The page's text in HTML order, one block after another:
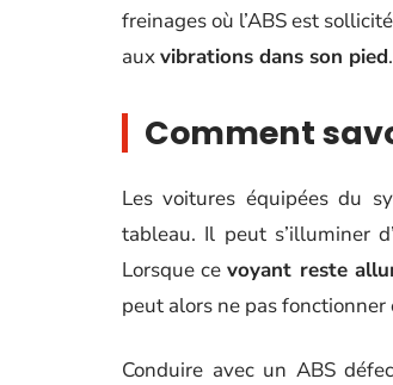
freinages où l’ABS est
auxvibrations dans son pied.
Comment
Les voitures équipées du
tableau. Il peut s’illuminer
Lorsque cevoyant reste
peut alors ne pas
Conduire avec un ABS